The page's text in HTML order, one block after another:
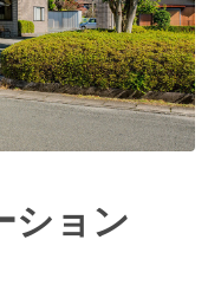
ション